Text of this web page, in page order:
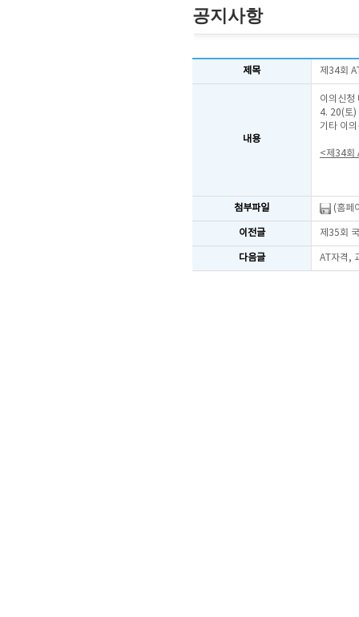
공지사항
제목 제34회
내용
이의신청
4. 20(토)
기타 이
<제34회
첨부파일 (홈페
이전글 제35회
다음글 AT자격,